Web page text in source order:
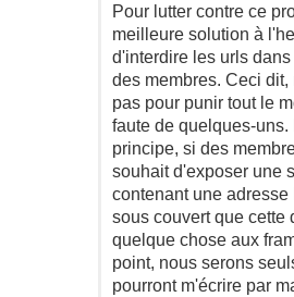
Pour lutter contre ce
meilleure solution à
d'interdire les urls
des membres. Ceci
pas pour punir tout le
faute de quelques-uns.
principe, si des
souhait d'exposer une
contenant une adresse
sous couvert que cette
quelque chose aux
point, nous serons
pourront m'écrire par